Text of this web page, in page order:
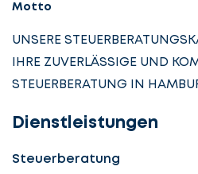
Motto
UNSERE
IHRE ZUVERLÄSSIGE UND
STEUERBERATUNG IN
Dienstleistungen
Steuerberatung